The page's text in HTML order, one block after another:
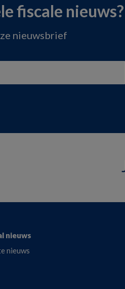
fiscale nieuws?
nieuwsbrief
nieuws
nieuws